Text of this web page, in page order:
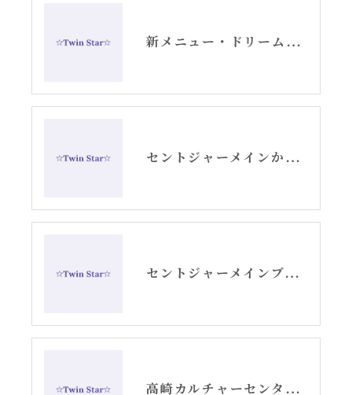
新メニュー・ドリームデコードセッションお知らせ
セントジャーメインからのスピリチュアルメッセージ・アリーシャ
セントジャーメインブレッシングカード「リセット」グリッド画像
高崎カルチャーセンターでのエンジェルカード講座スタート